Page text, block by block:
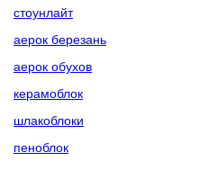
стоунлайт
аерок березань
аерок обухов
керамоблок
шлакоблоки
пеноблок